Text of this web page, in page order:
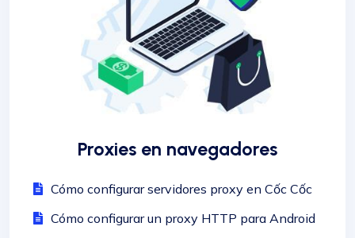
Proxies en navegadores
Cómo configurar servidores proxy en Cốc Cốc
Cómo configurar un proxy HTTP para Android